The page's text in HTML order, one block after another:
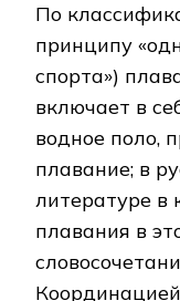
По
принципу
спорта»)
включает в
водное поло,
плавание; в
литературе в
плавания в